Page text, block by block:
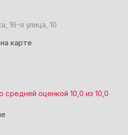
16-я улица, 10
карте
средней оценкой 10,0 из 10,0